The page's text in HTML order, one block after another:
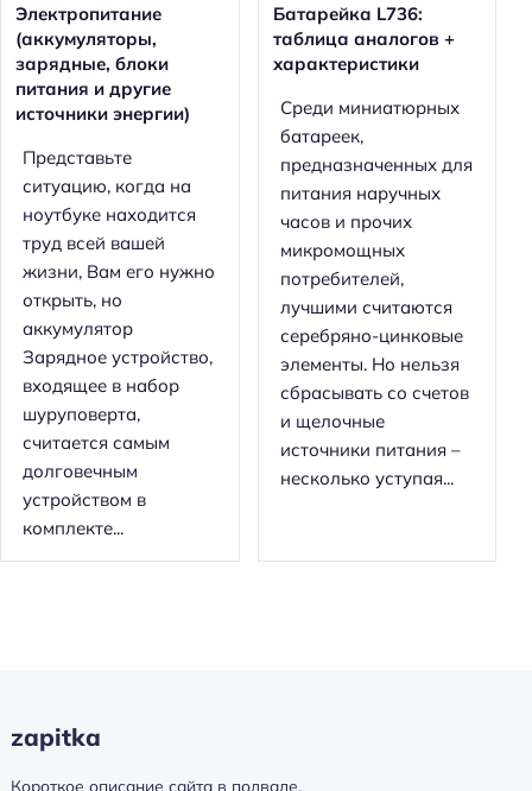
Электропитание
(аккумуляторы,
зарядные, блоки
питания и другие
источники энергии)
Представьте
ситуацию, когда на
ноутбуке находится
труд всей вашей
жизни, Вам его нужно
открыть, но
аккумулятор
Зарядное устройство,
входящее в набор
шуруповерта,
считается самым
долговечным
устройством в
комплекте...
Батарейка L736:
таблица аналогов +
характеристики
Среди миниатюрных
батареек,
предназначенных для
питания наручных
часов и прочих
микромощных
потребителей,
лучшими считаются
серебряно-цинковые
элементы. Но нельзя
сбрасывать со счетов
и щелочные
источники питания –
несколько уступая...
zapitka
Короткое описание сайта в подвале.